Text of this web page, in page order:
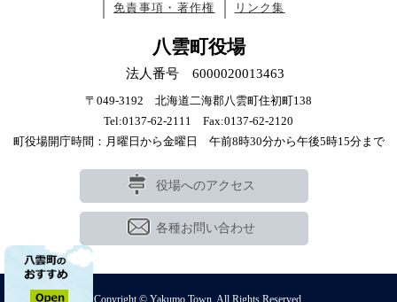
免責事項・著作権 リンク集
八雲町役場
法人番号 6000020013463
〒049-3192 北海道二海郡八雲町住初町138
Tel:0137-62-2111 Fax:0137-62-2120
町役場開庁時間：月曜日から金曜日 午前8時30分から午後5時15分まで
役場へのアクセス
各種お問い合わせ
Copyright © Yakumo Town. All Rights Reserved.